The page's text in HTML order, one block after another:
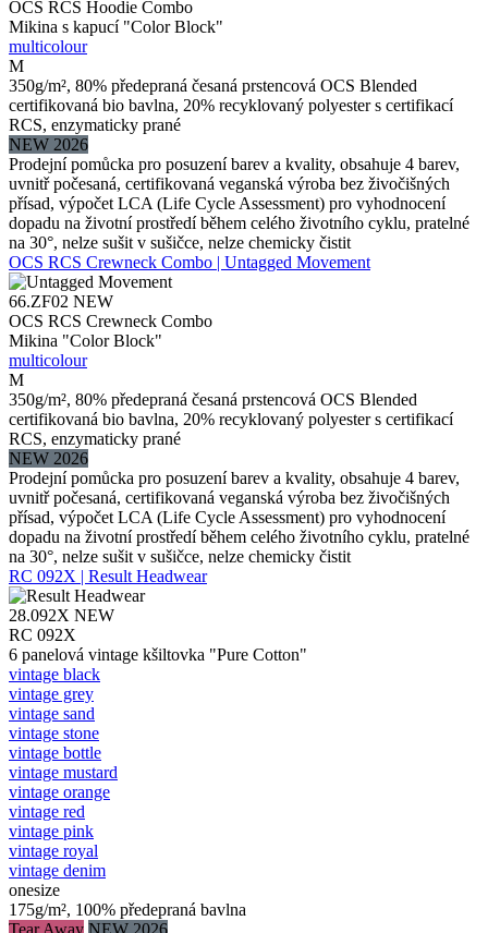
OCS RCS Hoodie Combo
Mikina s kapucí "Color Block"
multicolour
M
350g/m², 80% předepraná česaná prstencová OCS Blended
certifikovaná bio bavlna, 20% recyklovaný polyester s certifikací
RCS, enzymaticky prané
NEW 2026
Prodejní pomůcka pro posuzení barev a kvality, obsahuje 4 barev,
uvnitř počesaná, certifikovaná veganská výroba bez živočišných
přísad, výpočet LCA (Life Cycle Assessment) pro vyhodnocení
dopadu na životní prostředí během celého životního cyklu, pratelné
na 30°, nelze sušit v sušičce, nelze chemicky čistit
OCS RCS Crewneck Combo | Untagged Movement
66.ZF02 NEW
OCS RCS Crewneck Combo
Mikina "Color Block"
multicolour
M
350g/m², 80% předepraná česaná prstencová OCS Blended
certifikovaná bio bavlna, 20% recyklovaný polyester s certifikací
RCS, enzymaticky prané
NEW 2026
Prodejní pomůcka pro posuzení barev a kvality, obsahuje 4 barev,
uvnitř počesaná, certifikovaná veganská výroba bez živočišných
přísad, výpočet LCA (Life Cycle Assessment) pro vyhodnocení
dopadu na životní prostředí během celého životního cyklu, pratelné
na 30°, nelze sušit v sušičce, nelze chemicky čistit
RC 092X | Result Headwear
28.092X NEW
RC 092X
6 panelová vintage kšiltovka "Pure Cotton"
vintage black
vintage grey
vintage sand
vintage stone
vintage bottle
vintage mustard
vintage orange
vintage red
vintage pink
vintage royal
vintage denim
onesize
175g/m², 100% předepraná bavlna
Tear Away NEW 2026